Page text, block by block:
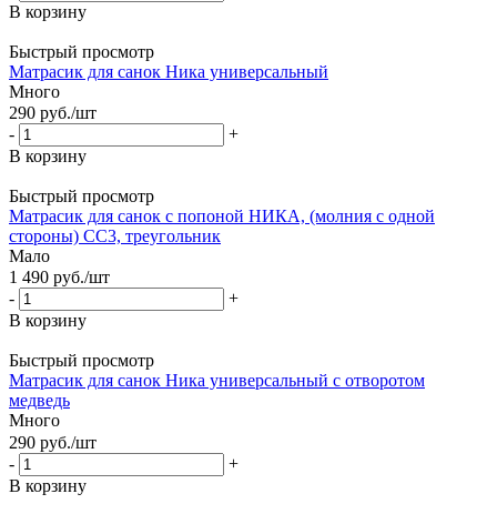
В корзину
Быстрый просмотр
Матрасик для санок Ника универсальный
Много
290 руб./шт
-
+
В корзину
Быстрый просмотр
Матрасик для санок с попоной НИКА, (молния с одной
стороны) СС3, треугольник
Мало
1 490 руб./шт
-
+
В корзину
Быстрый просмотр
Матрасик для санок Ника универсальный с отворотом
медведь
Много
290 руб./шт
-
+
В корзину